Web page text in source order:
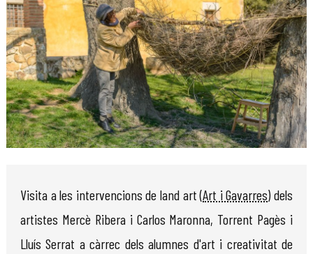
Visita a les intervencions de land art (Art i Gavarres) dels
artistes Mercè Ribera i Carlos Maronna, Torrent Pagès i
Lluís Serrat a càrrec dels alumnes d'art i creativitat de